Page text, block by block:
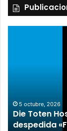
“TIRRIA”
Stefani